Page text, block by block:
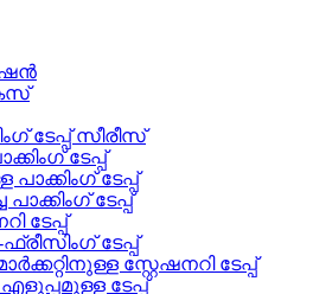
ടേപ്പ് സീരീസ്
ടേപ്പ്
പാക്കിംഗ് ടേപ്പ്
പാക്കിംഗ് ടേപ്പ്
ടേപ്പ്
ടേപ്പ്
സ്റ്റേഷനറി ടേപ്പ്
ടേപ്പ്